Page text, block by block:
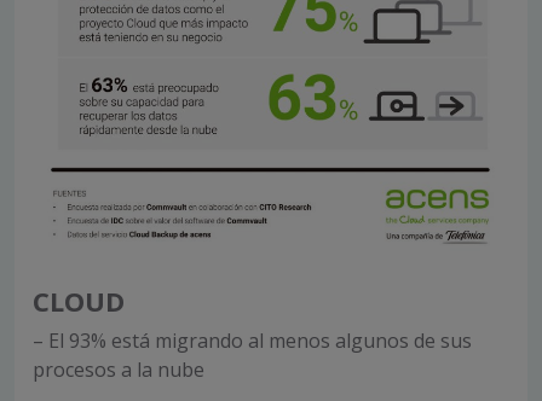
CLOUD
– El 93% está migrando al menos algunos de sus
procesos a la nube